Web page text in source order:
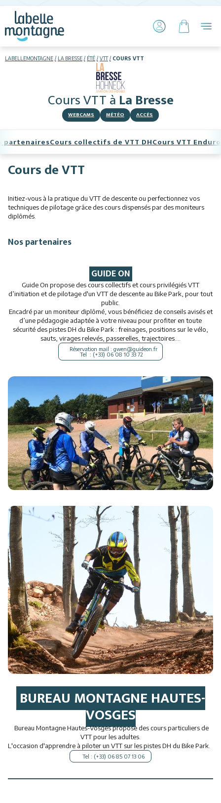
LABELLEMONTAGNE LA BRESSE ÉTÉ VTT COURS VTT
Cours VTTàLa Bresse
WEBCAMS MÉTÉO ACCÈS
Hébergements
VTT
Luge sur rails
+ Activités
Restauration
Animations
partenairesCours collectifs de VTT DHCours VTT Enduro
Cours de VTT
Initiez-vous à la pratique du VTT de descente ou perfectionnez vos
techniques de pilotage grâce des cours dispensés par des moniteurs
diplômés.
Nos partenaires
GUIDE ON
Guide On propose des cours collectifs et cours privilégiés VTT
d’initiation et de pilotage d'un VTT de descente au Bike Park, pour tout
public.
Encadré par un moniteur diplômé, vous bénéficiez de conseils avisés et
d’une pédagogie adaptée à votre niveau pour profiter en toute
sécurité des pistes DH du Bike Park : freinages, positions sur le vélo,
sauts, virages relevés, passerelles, trajectoires….
Réservation mail : gwen@guideon.fr
Tel : (+33) 06 08 10 33 72
BUREAU MONTAGNE HAUTES-
VOSGES
Bureau Montagne Hautes-Vosges propose des cours particuliers de
VTT pour les adultes.
L'occasion d'apprendre à piloter un VTT sur les pistes DH du Bike Park.
Tel : (+33) 06 85 07 13 06